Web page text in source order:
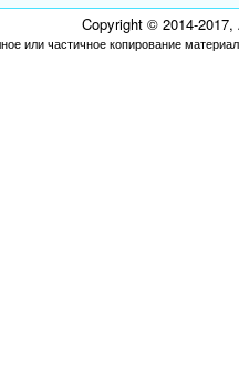
Copyright © 2014-
или частичное копирование